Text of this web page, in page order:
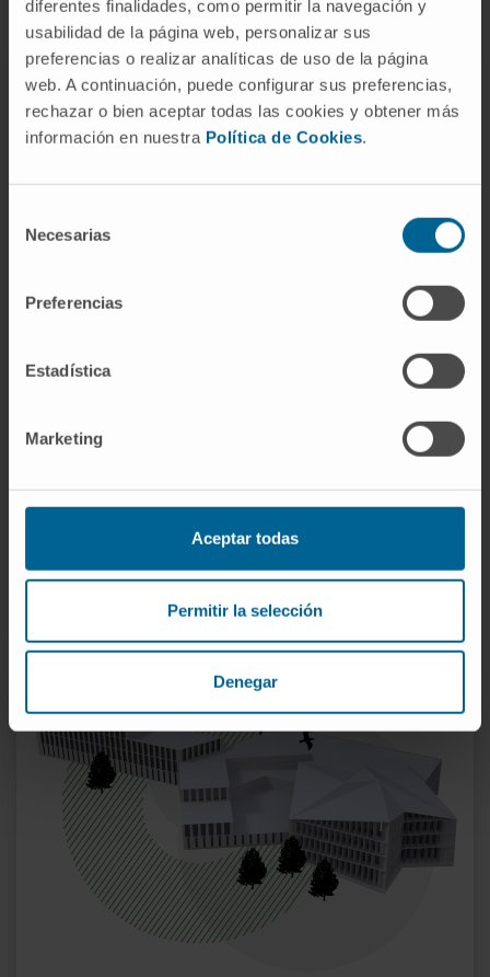
diferentes finalidades, como permitir la navegación y
usabilidad de la página web, personalizar sus
preferencias o realizar analíticas de uso de la página
web. A continuación, puede configurar sus preferencias,
rechazar o bien aceptar todas las cookies y obtener más
información en nuestra Política de Cookies.
Necesarias
Preferencias
Estadística
Marketing
Aceptar todas
Permitir la selección
Denegar
Centre de Recherche en Nutrition
Recherche fondamentale-appliquée axée sur des
sujets liés à l’alimentation, à la santé, au mode de vie
et, en particulier, à l’origine et aux mécanismes
PLUS D’INFORMATIONS SUR LE CENTRE DE RECHERCHE